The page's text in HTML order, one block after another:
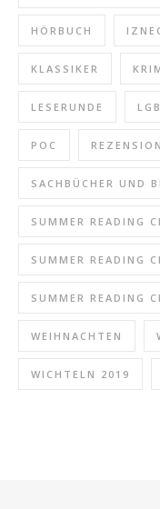
HÖRBUCH
KLASSIKER
LESERUNDE
POC REZENSION
SACHBÜCHER UND
SUMMER READING
SUMMER READING
SUMMER READING
WEIHNACHTEN
WICHTELN 2019